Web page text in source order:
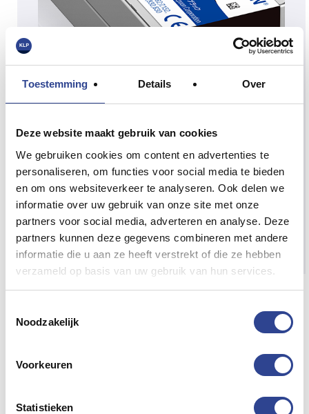
Toestemming Details Over
Deze website maakt gebruik van cookies
We gebruiken cookies om content en advertenties te
personaliseren, om functies voor social media te bieden
en om ons websiteverkeer te analyseren. Ook delen we
informatie over uw gebruik van onze site met onze
partners voor social media, adverteren en analyse. Deze
partners kunnen deze gegevens combineren met andere
informatie die u aan ze heeft verstrekt of die ze hebben
verzameld op basis van uw gebruik van hun services.
Noodzakelijk
Voorkeuren
Statistieken
TM-C3500 INKTCARTRIDGES Zwart
SJIC22P (K)
onderdeel van het 4 kleuren inktcartridge systeem voor de